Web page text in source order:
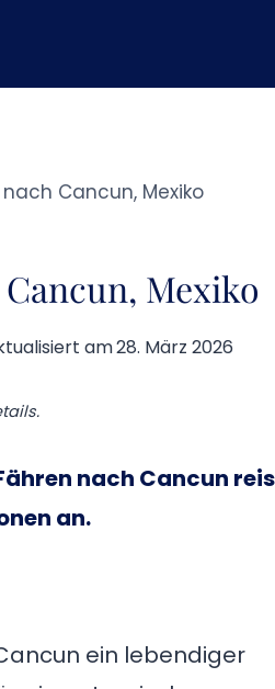
Cancun, Mexiko
Mexiko
am28. März 2026
nach Cancun
an.
ein lebendiger